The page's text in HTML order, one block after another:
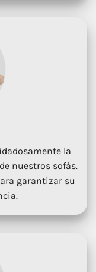
la
nuestros sofás.
garantizar su